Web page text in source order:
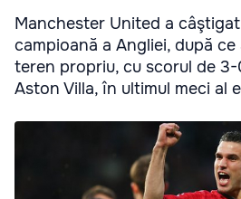
Manchester United a
campioană a Angliei, după
teren propriu, cu scorul de
Aston Villa, în ultimul meci al